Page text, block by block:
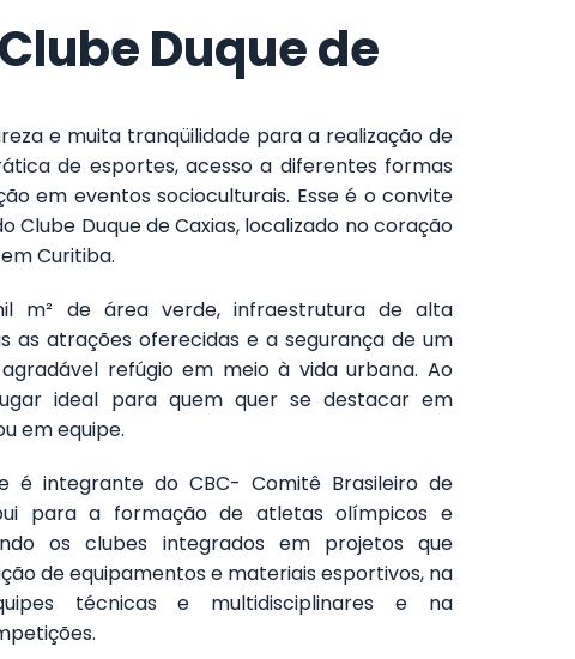
Duque de
e muita tranqüilidade para a realização de
de esportes, acesso a diferentes formas
em eventos socioculturais. Esse é o convite
Clube Duque de Caxias, localizado no coração
Curitiba.
m² de área verde, infraestrutura de alta
as atrações oferecidas e a segurança de um
refúgio em meio à vida urbana. Ao
ideal para quem quer se destacar em
em equipe.
é integrante do CBC- Comitê Brasileiro de
para a formação de atletas olímpicos e
os clubes integrados em projetos que
de equipamentos e materiais esportivos, na
técnicas e multidisciplinares e na